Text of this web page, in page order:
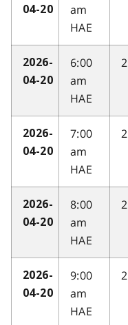
04-20
am
HAE
2026-
04-20
6:00
am
HAE
2
2026-
04-20
7:00
am
HAE
2
2026-
04-20
8:00
am
HAE
2
2026-
04-20
9:00
am
HAE
2